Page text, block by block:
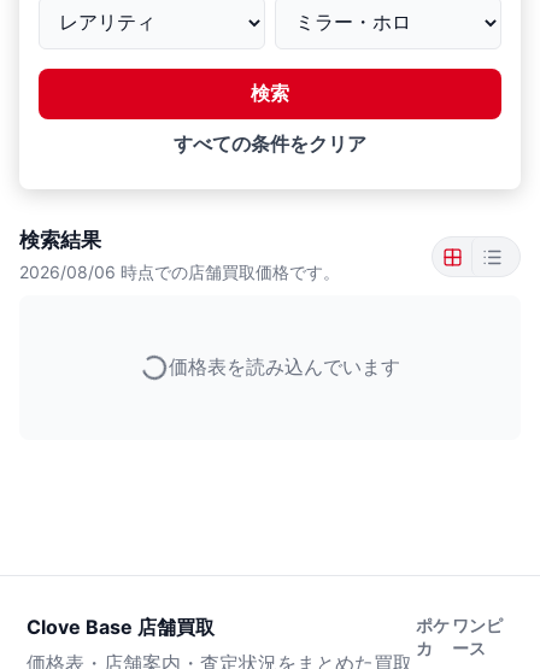
検索
すべての条件をクリア
検索結果
2026/08/06 時点での店舗買取価格です。
価格表を読み込んでいます
Clove Base 店舗買取
価格表・店舗案内・査定状況をまとめた買取
ポケ
カ
ワンピ
ース